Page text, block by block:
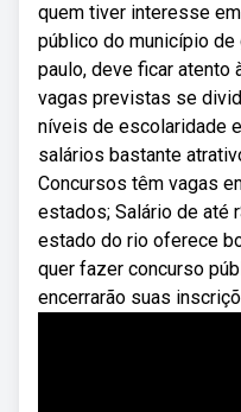
quem tiver interesse
público do município de
paulo, deve ficar atento
vagas previstas se
níveis de escolaridade
salários bastante
Concursos têm vagas
estados; Salário de até
estado do rio oferece
quer fazer concurso
encerrarão suas